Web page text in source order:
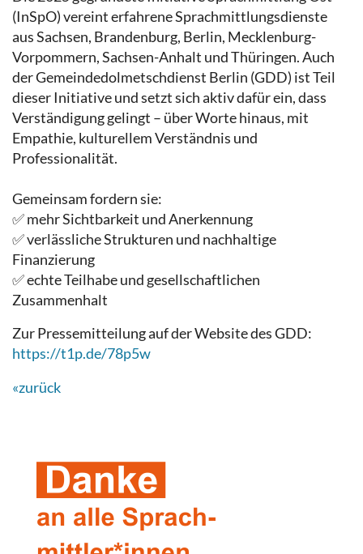
(InSpO) vereint erfahrene Sprachmittlungsdienste
aus Sachsen, Brandenburg, Berlin, Mecklenburg-
Vorpommern, Sachsen-Anhalt und Thüringen. Auch
der Gemeindedolmetschdienst Berlin (GDD) ist Teil
dieser Initiative und setzt sich aktiv dafür ein, dass
Verständigung gelingt – über Worte hinaus, mit
Empathie, kulturellem Verständnis und
Professionalität.
Gemeinsam fordern sie:
✅ mehr Sichtbarkeit und Anerkennung
✅ verlässliche Strukturen und nachhaltige
Finanzierung
✅ echte Teilhabe und gesellschaftlichen
Zusammenhalt
Zur Pressemitteilung auf der Website des GDD:
https://t1p.de/78p5w
«zurück